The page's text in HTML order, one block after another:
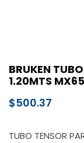
BRUKEN
1.20MTS
$500.37
TUBO TENSOR